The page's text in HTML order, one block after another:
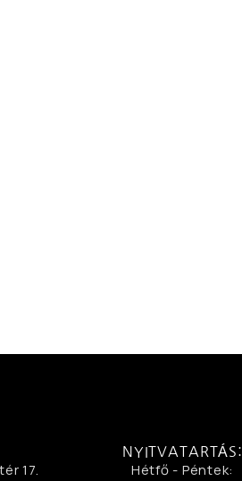
17.
NYITVATARTÁS:
Hétfő - Péntek: